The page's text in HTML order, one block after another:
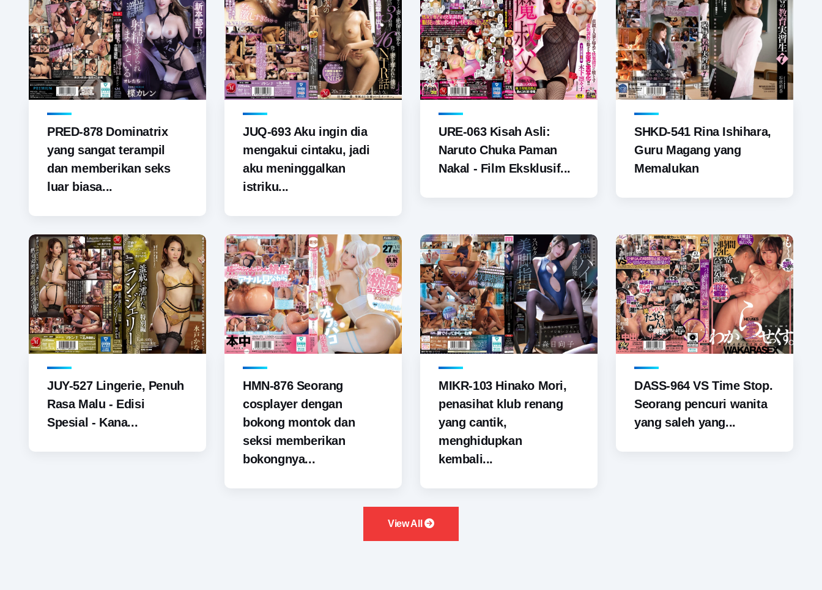
PRED-878 Dominatrix
yang sangat terampil
dan memberikan seks
luar biasa...
JUQ-693 Aku ingin dia
mengakui cintaku, jadi
aku meninggalkan
istriku...
URE-063 Kisah Asli:
Naruto Chuka Paman
Nakal - Film Eksklusif...
SHKD-541 Rina Ishihara,
Guru Magang yang
Memalukan
JUY-527 Lingerie, Penuh
Rasa Malu - Edisi
Spesial - Kana...
HMN-876 Seorang
cosplayer dengan
bokong montok dan
seksi memberikan
bokongnya...
MIKR-103 Hinako Mori,
penasihat klub renang
yang cantik,
menghidupkan
kembali...
DASS-964 VS Time Stop.
Seorang pencuri wanita
yang saleh yang...
View All